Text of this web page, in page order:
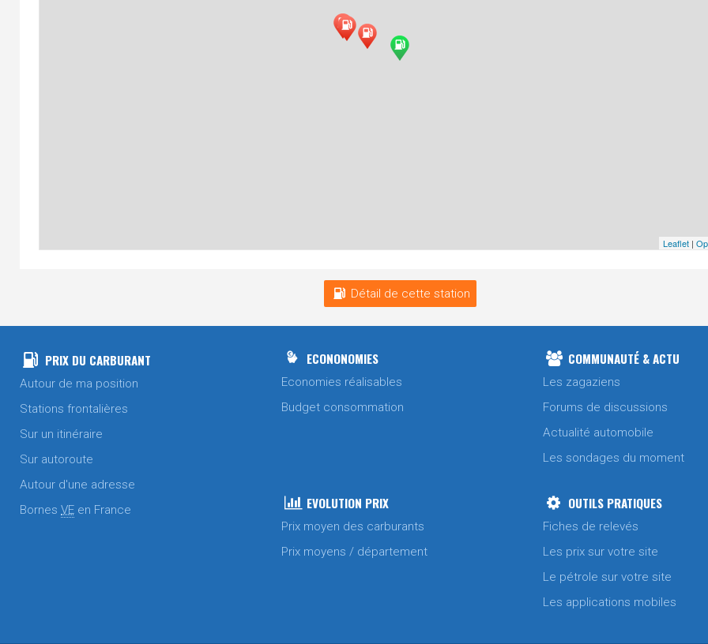
Leaflet |
Détail de cette station
PRIX DU CARBURANT
Autour de ma position
Stations frontalières
Sur un itinéraire
Sur autoroute
Autour d'une adresse
Bornes VE en France
ECONONOMIES
Economies réalisables
Budget consommation
COMMUNAUTÉ & ACTU
Les zagaziens
Forums de discussions
Actualité automobile
Les sondages du moment
EVOLUTION PRIX
Prix moyen des carburants
Prix moyens / département
OUTILS PRATIQUES
Fiches de relevés
Les prix sur votre site
Le pétrole sur votre site
Les applications mobiles